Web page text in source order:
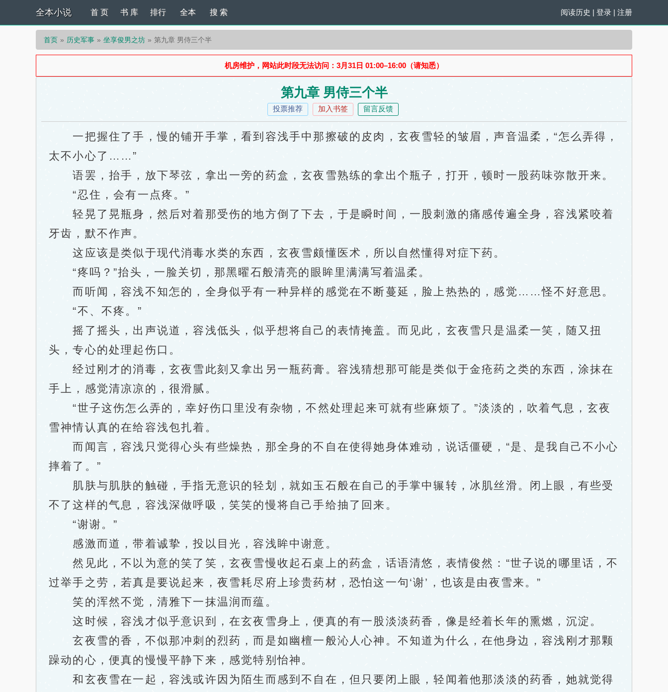
全本小说 阅读历史 | 登录 | 注册
首 页 书 库 排行 全本 搜 索
首页 历史军事 坐享俊男之坊 第九章 男侍三个半
机房维护，网站此时段无法访问：3月31日 01:00–16:00（请知悉）
第九章 男侍三个半
投票推荐 加入书签 留言反馈
一把握住了手，慢的铺开手掌，看到容浅手中那擦破的皮肉，玄夜雪轻的皱眉，声音温柔，“怎么弄得，
太不小心了……”
语罢，抬手，放下琴弦，拿出一旁的药盒，玄夜雪熟练的拿出个瓶子，打开，顿时一股药味弥散开来。
“忍住，会有一点疼。”
轻晃了晃瓶身，然后对着那受伤的地方倒了下去，于是瞬时间，一股刺激的痛感传遍全身，容浅紧咬着
牙齿，默不作声。
这应该是类似于现代消毒水类的东西，玄夜雪颇懂医术，所以自然懂得对症下药。
“疼吗？”抬头，一脸关切，那黑曜石般清亮的眼眸里满满写着温柔。
而听闻，容浅不知怎的，全身似乎有一种异样的感觉在不断蔓延，脸上热热的，感觉……怪不好意思。
“不、不疼。”
摇了摇头，出声说道，容浅低头，似乎想将自己的表情掩盖。而见此，玄夜雪只是温柔一笑，随又扭
头，专心的处理起伤口。
经过刚才的消毒，玄夜雪此刻又拿出另一瓶药膏。容浅猜想那可能是类似于金疮药之类的东西，涂抹在
手上，感觉清凉凉的，很滑腻。
“世子这伤怎么弄的，幸好伤口里没有杂物，不然处理起来可就有些麻烦了。”淡淡的，吹着气息，玄夜
雪神情认真的在给容浅包扎着。
而闻言，容浅只觉得心头有些燥热，那全身的不自在使得她身体难动，说话僵硬，“是、是我自己不小心
摔着了。”
肌肤与肌肤的触碰，手指无意识的轻划，就如玉石般在自己的手掌中辗转，冰肌丝滑。闭上眼，有些受
不了这样的气息，容浅深做呼吸，笑笑的慢将自己手给抽了回来。
“谢谢。”
感激而道，带着诚挚，投以目光，容浅眸中谢意。
然见此，不以为意的笑了笑，玄夜雪慢收起石桌上的药盒，话语清悠，表情俊然：“世子说的哪里话，不
过举手之劳，若真是要说起来，夜雪耗尽府上珍贵药材，恐怕这一句‘谢’，也该是由夜雪来。”
笑的浑然不觉，清雅下一抹温润而蕴。
这时候，容浅才似乎意识到，在玄夜雪身上，便真的有一股淡淡药香，像是经着长年的熏燃，沉淀。
玄夜雪的香，不似那冲刺的烈药，而是如幽檀一般沁人心神。不知道为什么，在他身边，容浅刚才那颗
躁动的心，便真的慢慢平静下来，感觉特别怡神。
和玄夜雪在一起，容浅或许因为陌生而感到不自在，但只要闭上眼，轻闻着他那淡淡的药香，她就觉得